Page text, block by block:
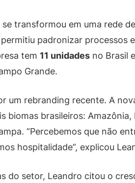
se transformou em uma rede
padronizar processos
tem 11 unidades no Brasil
Grande.
um rebranding recente. A
biomas brasileiros:
“Percebemos que não
hospitalidade”, explicou
do setor, Leandro citou o